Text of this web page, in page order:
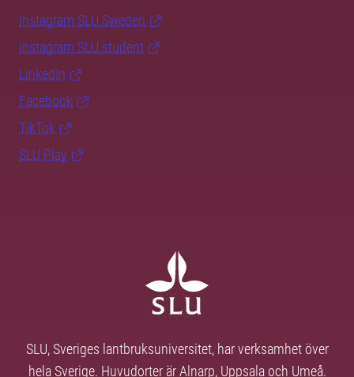
Instagram SLU.Sweden
Instagram SLU.student
LinkedIn
Facebook
TikTok
SLU Play
SLU, Sveriges lantbruksuniversitet, har verksamhet över
hela Sverige. Huvudorter är Alnarp, Uppsala och Umeå.